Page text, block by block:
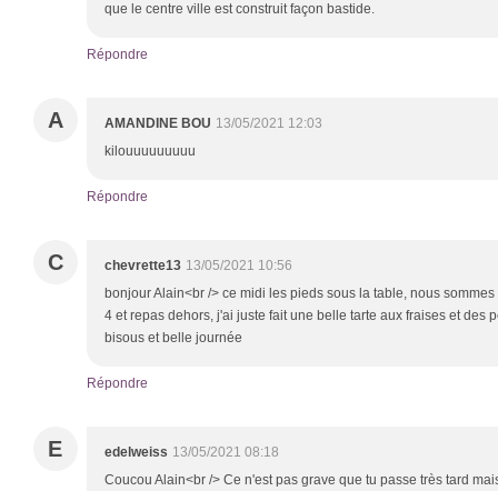
que le centre ville est construit façon bastide.
Répondre
A AMANDINE BOU 13/05/2021 12:03
kilouuuuuuuuu
Répondre
C chevrette13 13/05/2021 10:56
bonjour Alain<br /> ce midi les pieds sous la table, nous
4 et repas dehors, j'ai juste fait une belle tarte aux fraises et des
bisous et belle journée
Répondre
E edelweiss 13/05/2021 08:18
Coucou Alain<br /> Ce n'est pas grave que tu passe très tard